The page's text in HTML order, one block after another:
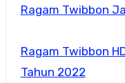
Ragam Twibbon
Ragam Twibbon
Tahun 2022